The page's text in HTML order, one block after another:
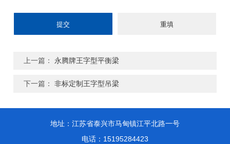
上一篇： 永腾牌王字型平衡梁
下一篇：非标定制王字型吊梁
地址：江苏省泰兴市马甸镇江平北路一号
电话：15195284423